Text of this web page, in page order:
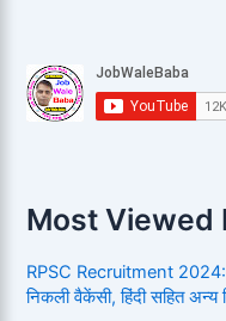
Most Viewed
RPSC Recruitment 2024:
निकली वैकेंसी, हिंदी सहित अन्य